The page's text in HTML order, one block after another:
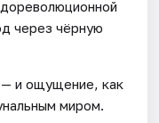
через чёрную
— и ощущение, как
миром.